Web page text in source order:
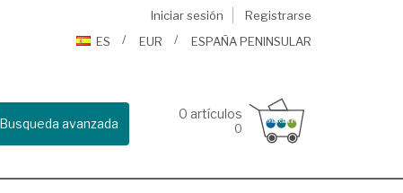
Iniciar sesión
Registrarse
ES
EUR ESPAÑA PENINSULAR
Busqueda avanzada
0 artículos
0